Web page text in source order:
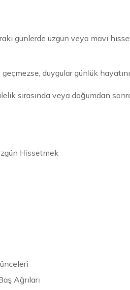
günlerde üzgün veya mavi
duygular günlük
sırasında veya doğumdan
Hissetmek
Ağrıları